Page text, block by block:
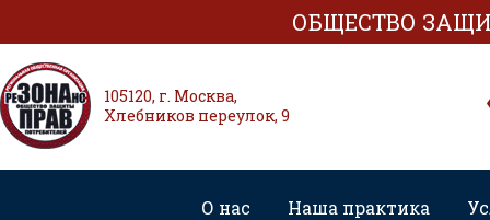
ОБЩЕСТВО
105120, г. Москва,
Хлебников переулок, 9
О нас Наша практика